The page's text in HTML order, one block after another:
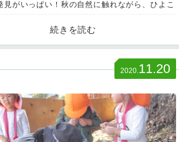
見がいっぱい！秋の自然に触れながら、ひよこ
2020.11.20